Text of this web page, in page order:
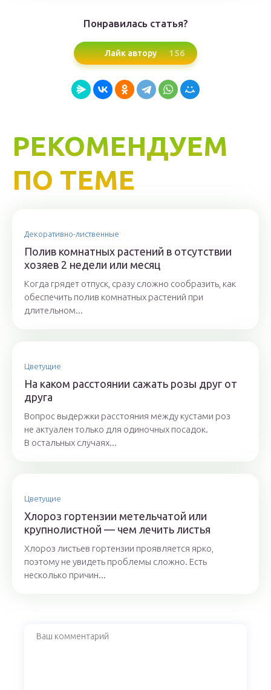
Понравилась статья?
Лайк автору 156
РЕКОМЕНДУЕМ
ПО ТЕМЕ
Декоративно-лиственные
Полив комнатных растений в отсутствии
хозяев 2 недели или месяц
Когда грядет отпуск, сразу сложно сообразить, как
обеспечить полив комнатных растений при
длительном...
Цветущие
На каком расстоянии сажать розы друг от
друга
Вопрос выдержки расстояния между кустами роз
не актуален только для одиночных посадок.
В остальных случаях...
Цветущие
Хлороз гортензии метельчатой или
крупнолистной — чем лечить листья
Хлороз листьев гортензии проявляется ярко,
поэтому не увидеть проблемы сложно. Есть
несколько причин...